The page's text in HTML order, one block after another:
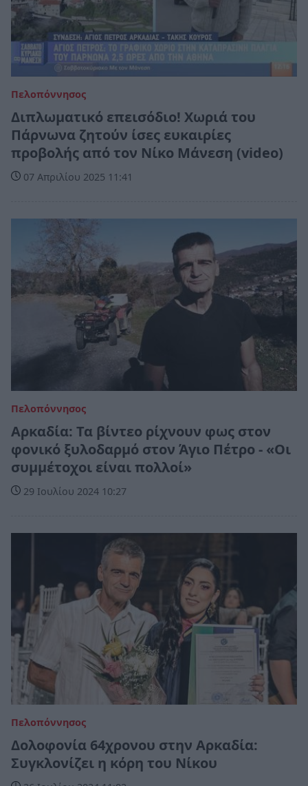
Πελοπόννησος
Διπλωματικό επεισόδιο! Χωριά του
Πάρνωνα ζητούν ίσες ευκαιρίες
προβολής από τον Νίκο Μάνεση (video)
07 Απριλίου 2025 11:41
Πελοπόννησος
Αρκαδία: Τα βίντεο ρίχνουν φως στον
φονικό ξυλοδαρμό στον Άγιο Πέτρο - «Οι
συμμέτοχοι είναι πολλοί»
29 Ιουλίου 2024 10:27
Πελοπόννησος
Δολοφονία 64χρονου στην Αρκαδία:
Συγκλονίζει η κόρη του Νίκου